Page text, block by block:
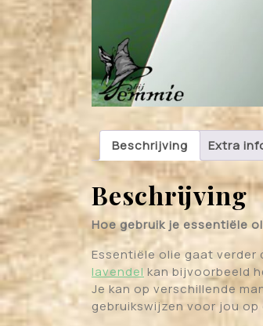
Beschrijving Extra
Beschrijving
Hoe gebruik je essentiële
Essentiële olie gaat verder
lavendel kan bijvoorbeeld
Je kan op verschillende
gebruikswijzen voor jou